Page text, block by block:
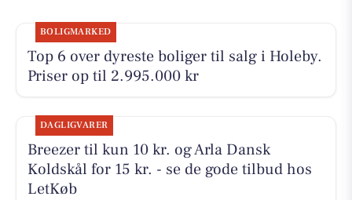
BOLIGMARKED
Top 6 over dyreste boliger til salg i Holeby.
Priser op til 2.995.000 kr
DAGLIGVARER
Breezer til kun 10 kr. og Arla Dansk
Koldskål for 15 kr. - se de gode tilbud hos
LetKøb